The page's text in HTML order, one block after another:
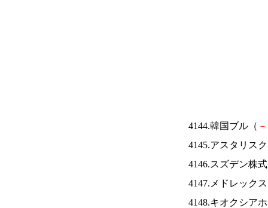
4144.韓国ブル（ －
4145.アスタリス
4146.スズデン株
4147.メドレック
4148.キオクシア